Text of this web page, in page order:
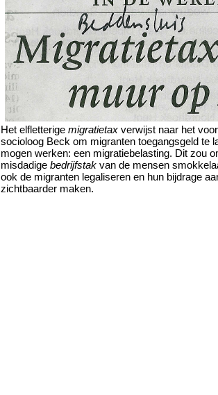
Het elfletterige migratietax verwijst naar het
socioloog Beck om migranten toegangsgeld te
mogen werken: een migratiebelasting. Dit zou
misdadige bedrijfstak van de mensen
ook de migranten legaliseren en hun bijdrage
zichtbaarder maken.